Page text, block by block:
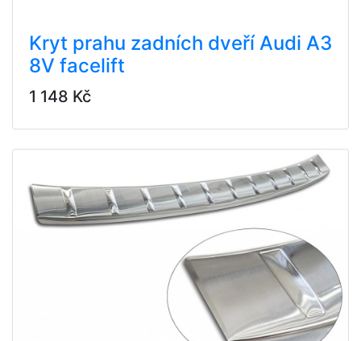
Kryt prahu zadních dveří Audi A3
8V facelift
1 148 Kč